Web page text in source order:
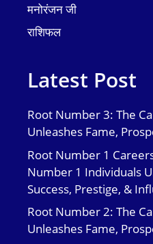
मनोरंजन जी
राशिफल
Latest Post
Root Number 3: The
Unleashes Fame,
Root Number 1
Number 1 Individuals
Success, Prestige, &
Root Number 2: The
Unleashes Fame,